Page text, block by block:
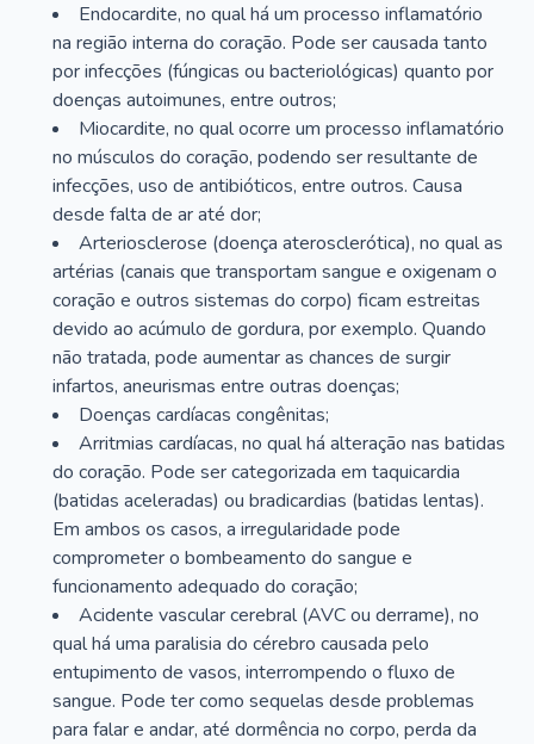
Endocardite, no qual há um processo inflamatório
na região interna do coração. Pode ser causada tanto
por infecções (fúngicas ou bacteriológicas) quanto por
doenças autoimunes, entre outros;
Miocardite, no qual ocorre um processo inflamatório
no músculos do coração, podendo ser resultante de
infecções, uso de antibióticos, entre outros. Causa
desde falta de ar até dor;
Arteriosclerose (doença aterosclerótica), no qual as
artérias (canais que transportam sangue e oxigenam o
coração e outros sistemas do corpo) ficam estreitas
devido ao acúmulo de gordura, por exemplo. Quando
não tratada, pode aumentar as chances de surgir
infartos, aneurismas entre outras doenças;
Doenças cardíacas congênitas;
Arritmias cardíacas, no qual há alteração nas batidas
do coração. Pode ser categorizada em taquicardia
(batidas aceleradas) ou bradicardias (batidas lentas).
Em ambos os casos, a irregularidade pode
comprometer o bombeamento do sangue e
funcionamento adequado do coração;
Acidente vascular cerebral (AVC ou derrame), no
qual há uma paralisia do cérebro causada pelo
entupimento de vasos, interrompendo o fluxo de
sangue. Pode ter como sequelas desde problemas
para falar e andar, até dormência no corpo, perda da